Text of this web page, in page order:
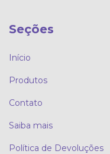
Seções
Início
Produtos
Contato
Saiba mais
Política de Devoluções